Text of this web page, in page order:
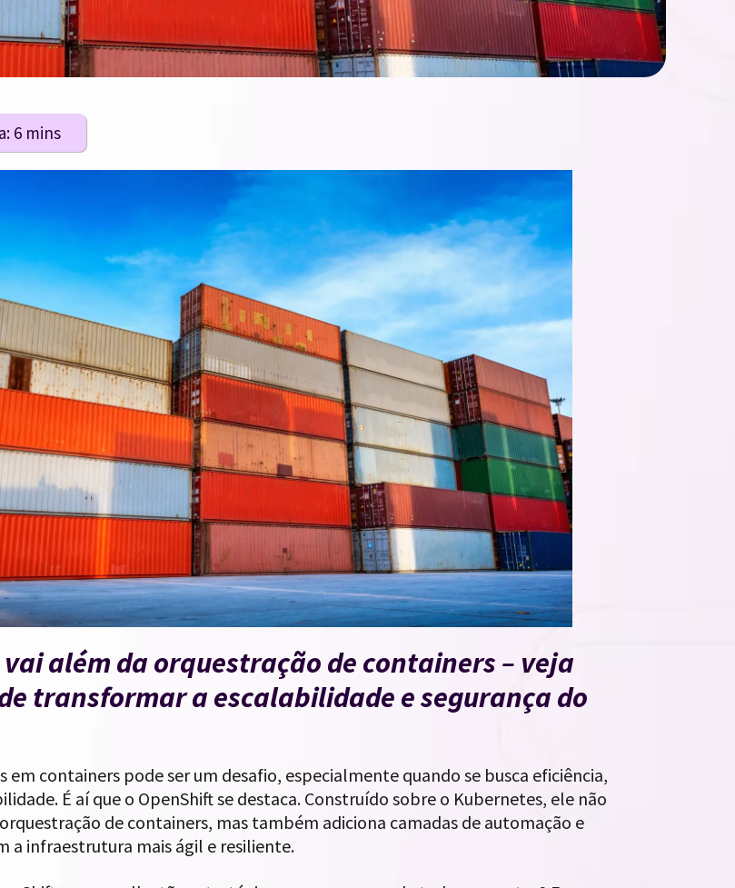
além da orquestração de containers – veja
transformar a escalabilidade e segurança do
em containers pode ser um desafio, especialmente quando se busca eficiência,
É aí que o OpenShift se destaca. Construído sobre o Kubernetes, ele não
de containers, mas também adiciona camadas de automação e
a infraestrutura mais ágil e resiliente.